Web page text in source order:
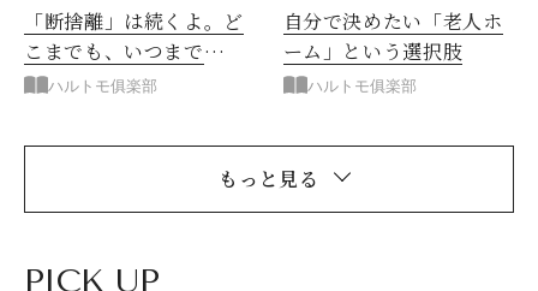
「断捨離」は続くよ。ど
こまでも、いつまで
も……
ハルトモ俱楽部
自分で決めたい「老人ホ
ーム」という選択肢
ハルトモ俱楽部
もっと見る
PICK UP